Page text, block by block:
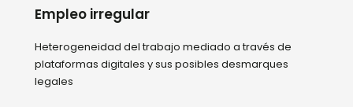
Empleo irregular
Heterogeneidad del trabajo mediado a través de
plataformas digitales y sus posibles desmarques
legales